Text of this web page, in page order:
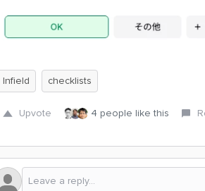
Infield checklists
Upvote 4 people like this